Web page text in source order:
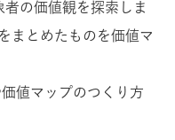
の価値観を探索しま
まとめたものを価値マ
値マップのつくり方